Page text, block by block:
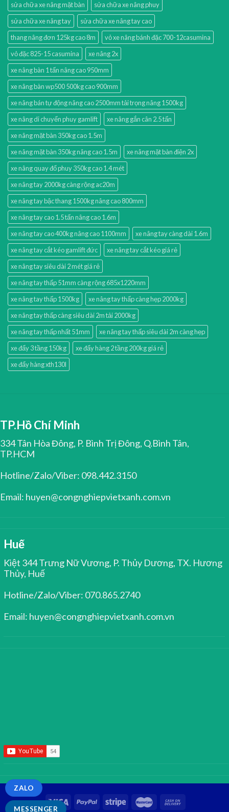
sửa chữa xe nâng mặt bàn
sửa chữa xe nâng phuy
sửa chữa xe nâng tay
sửa chữa xe nâng tay cao
thang nâng đơn 125kg cao 8m
vỏ xe nâng bánh đặc 700-12casumina
vỏ đặc 825-15 casumina
xe nâng 2x
xe nâng bàn 1 tấn nâng cao 950mm
xe nâng bàn wp500 500kg cao 900mm
xe nâng bán tự động nâng cao 2500mm tải trọng nâng 1500kg
xe nâng di chuyển phuy gamlift
xe nâng gắn cân 2.5 tấn
xe nâng mặt bàn 350kg cao 1.5m
xe nâng mặt bàn 350kg nâng cao 1.5m
xe nâng mặt bàn điện 2x
xe nâng quay đổ phuy 350kg cao 1.4 mét
xe nâng tay 2000kg càng rộng ac20m
xe nâng tay bậc thang 1500kg nâng cao 800mm
xe nâng tay cao 1.5 tấn nâng cao 1.6m
xe nâng tay cao 400kg nâng cao 1100mm
xe nâng tay càng dài 1.6m
xe nâng tay cắt kéo gamlift đức
xe nâng tay cắt kéo giá rẻ
xe nâng tay siêu dài 2 mét giá rẻ
xe nâng tay thấp 51mm càng rộng 685x1220mm
xe nâng tay thấp 1500kg
xe nâng tay thấp càng hẹp 2000kg
xe nâng tay thấp càng siêu dài 2m tải 2000kg
xe nâng tay thấp nhất 51mm
xe nâng tay thấp siêu dài 2m càng hẹp
xe đẩy 3 tầng 150kg
xe đẩy hàng 2 tầng 200kg giá rẻ
xe đẩy hàng xth130l
TP.Hồ Chí Minh
334 Tân Hòa Đông, P. Bình Trị Đông, Q.Bình Tân,
TP.HCM
Hotline/Zalo/Viber: 098.442.3150
Email: huyen@congnghiepvietxanh.com.vn
Huế
Kiệt 344 Trưng Nữ Vương, P. Thủy Dương, TX. Hương
Thủy, Huế
Hotline/Zalo/Viber: 070.865.2740
Email: huyen@congnghiepvietxanh.com.vn
MESSENGER
ZALO